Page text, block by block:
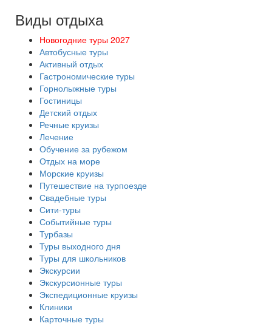
Виды отдыха
Новогодние туры 2027
Автобусные туры
Активный отдых
Гастрономические туры
Горнолыжные туры
Гостиницы
Детский отдых
Речные круизы
Лечение
Обучение за рубежом
Отдых на море
Морские круизы
Путешествие на турпоезде
Свадебные туры
Сити-туры
Событийные туры
Турбазы
Туры выходного дня
Туры для школьников
Экскурсии
Экскурсионные туры
Экспедиционные круизы
Клиники
Карточные туры